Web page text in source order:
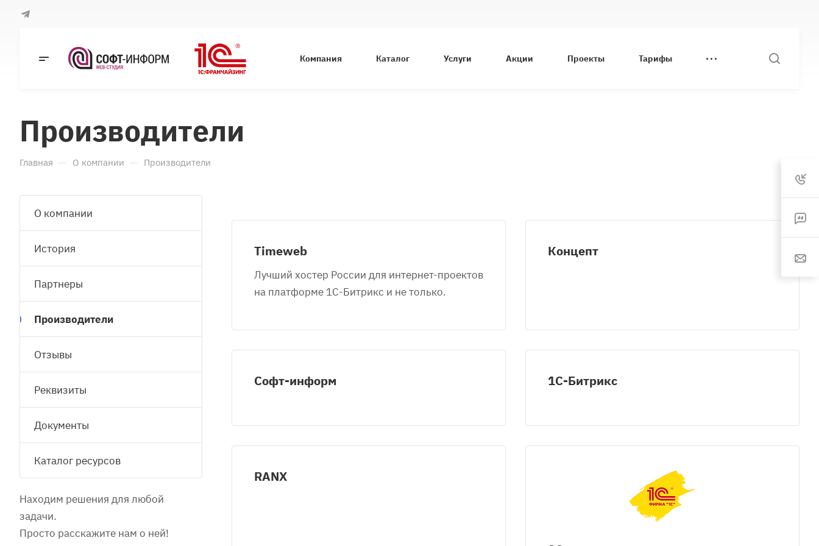
Компания Каталог Услуги Акции Проекты Тарифы
Производители
Главная — О компании — Производители
Timeweb
Лучший хостер России для интернет-проектов
на платформе 1С-Битрикс и не только.
Концепт
Софт-информ 1С-Битрикс
RANX
О компании
История
Партнеры
Производители
Отзывы
Реквизиты
Документы
Каталог ресурсов
Находим решения для любой
задачи.
Просто расскажите нам о ней!